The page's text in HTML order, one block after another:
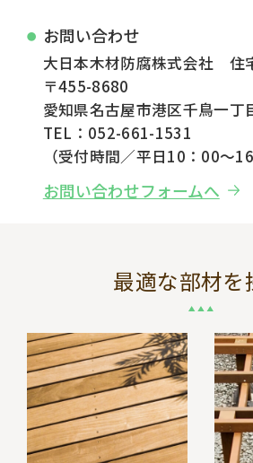
お問い合わせ
大日本木材防腐株式会社 住
〒455-8680
愛知県名古屋市港区千鳥一丁
TEL：052-661-1531
（受付時間／平日10：00～16
お問い合わせフォームへ
最適な部材を